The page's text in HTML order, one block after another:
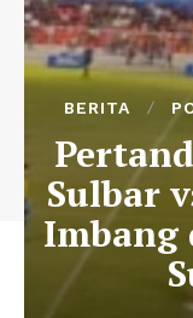
BERITA
Sulbar
Imbang